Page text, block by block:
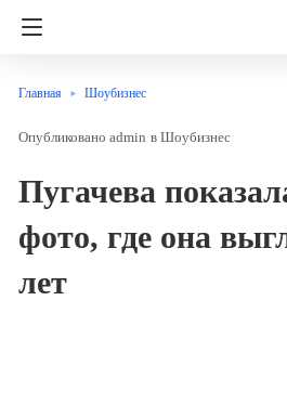
Главная Шоубизнес
admin в Шоубизнес
Пугачева
фото, где она
лет